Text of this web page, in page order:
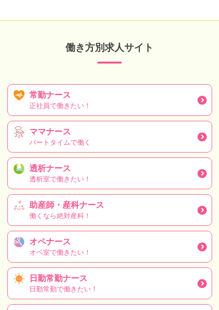
働き方別求人サイト
常勤ナース
正社員で働きたい！
ママナース
パートタイムで働く
透析ナース
透析室で働きたい！
助産師・産科ナース
働くなら絶対産科！
オペナース
オペ室で働きたい！
日勤常勤ナース
日勤常勤で働きたい！